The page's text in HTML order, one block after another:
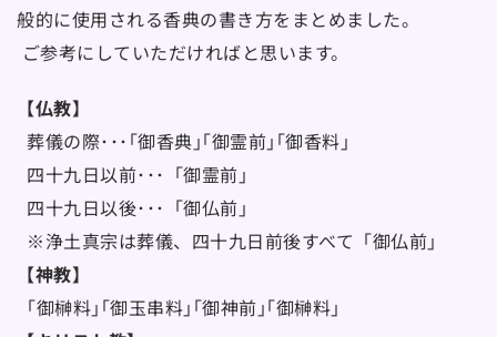
般的に使用される香典の書き方をまとめました。
ご参考にしていただければと思います。
【仏教】
葬儀の際･･･｢御香典｣｢御霊前｣｢御香料｣
四十九日以前･･･「御霊前」
四十九日以後･･･「御仏前」
※浄土真宗は葬儀、四十九日前後すべて「御仏前」
【神教】
｢御榊料｣｢御玉串料｣｢御神前｣｢御榊料｣